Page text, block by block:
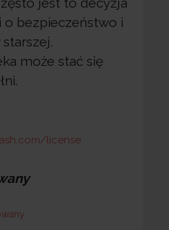
o bezpieczeństwo i
może stać się
license